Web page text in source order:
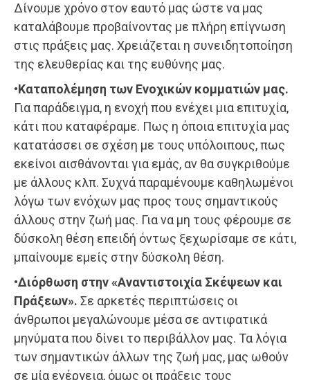
Δίνουμε χρόνο στον εαυτό μας ώστε να μας
καταλάβουμε προβαίνοντας με πλήρη επίγνωση
στις πράξεις μας. Χρειάζεται η συνειδητοποίηση
της ελευθερίας και της ευθύνης μας.
•Καταπολέμηση των Ενοχικών κομματιών μας.
Για παράδειγμα, η ενοχή που ενέχει μια επιτυχία,
κάτι που καταφέραμε. Πως η όποια επιτυχία μας
κατατάσσει σε σχέση με τους υπόλοιπους, πως
εκείνοι αισθάνονται για εμάς, αν θα συγκριθούμε
με άλλους κλπ. Συχνά παραμένουμε καθηλωμένοι
λόγω των ενόχων μας προς τους σημαντικούς
άλλους στην ζωή μας. Για να μη τους φέρουμε σε
δύσκολη θέση επειδή όντως ξεχωρίσαμε σε κάτι,
μπαίνουμε εμείς στην δύσκολη θέση.
•Διόρθωση στην «Αναντιστοιχία Σκέψεων και
Πράξεων». Σε αρκετές περιπτώσεις οι
άνθρωποι μεγαλώνουμε μέσα σε αντιφατικά
μηνύματα που δίνει το περιβάλλον μας. Τα λόγια
των σημαντικών άλλων της ζωή μας, μας ωθούν
σε μία ενέργεια, όμως οι πράξεις τους